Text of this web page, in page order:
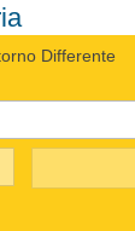
Differente